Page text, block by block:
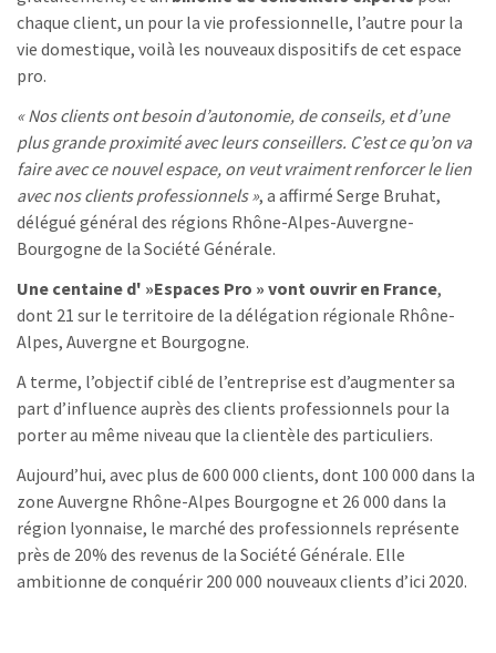
chaque client, un pour la vie professionnelle, l’autre pour la
vie domestique, voilà les nouveaux dispositifs de cet espace
pro.
« Nos clients ont besoin d’autonomie, de conseils, et d’une
plus grande proximité avec leurs conseillers. C’est ce qu’on va
faire avec ce nouvel espace, on veut vraiment renforcer le lien
avec nos clients professionnels », a affirmé Serge Bruhat,
délégué général des régions Rhône-Alpes-Auvergne-
Bourgogne de la Société Générale.
Une centaine d' »Espaces Pro » vont ouvrir en France,
dont 21 sur le territoire de la délégation régionale Rhône-
Alpes, Auvergne et Bourgogne.
A terme, l’objectif ciblé de l’entreprise est d’augmenter sa
part d’influence auprès des clients professionnels pour la
porter au même niveau que la clientèle des particuliers.
Aujourd’hui, avec plus de 600 000 clients, dont 100 000 dans la
zone Auvergne Rhône-Alpes Bourgogne et 26 000 dans la
région lyonnaise, le marché des professionnels représente
près de 20% des revenus de la Société Générale. Elle
ambitionne de conquérir 200 000 nouveaux clients d’ici 2020.